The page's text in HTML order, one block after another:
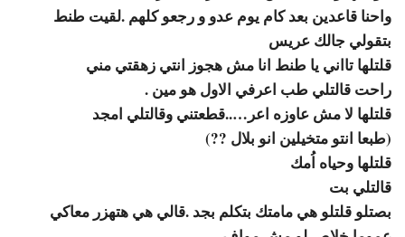
واحنا قاعدين بعد كام يوم عدو و رجعو كلهم .لقيت طنط
بتقولي جالك عريس
قلتلها تااني يا طنط انا مش هجوز انتي زهقتي مني
راحت قالتلي طب اعرفي الاول هو مين .
قلتلها لا مش عاوزه اعر…..قطعتني وقالتلي امجد
(طبعا انتو متخيلين انو بلال ??)
قلتلها وحياه اُمك
قالتلي بت
بصتلو قلتلو هي مامتك بتكلم بجد .قالي هي هتهزر معاكي